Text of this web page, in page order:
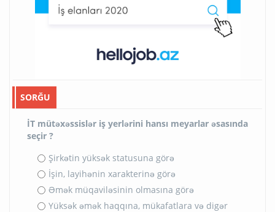
SORĞU
İT mütəxəssislər iş yerlərini hansı meyarlar əsasında
seçir ?
Şirkətin yüksək statusuna görə
İşin, layihənin xarakterinə görə
Əmək müqaviləsinin olmasına görə
Yüksək əmək haqqına, mükafatlara və digər